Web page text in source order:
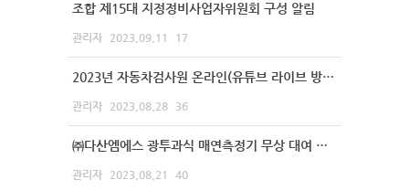
조합 제15대 지정정비사업자위원회 구성 알림
관리자 2023.09.11 17
2023년 자동차검사원 온라인(유튜브 라이브 방송)검사기술교육(3차) 참여 안내
관리자 2023.08.28 36
㈜다산엠에스 광투과식 매연측정기 무상 대여 서비스 안내
관리자 2023.08.21 40